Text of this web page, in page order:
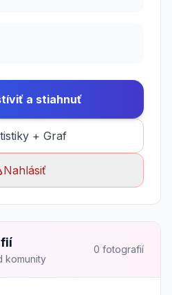
a stiahnuť
+ Graf
Nahlásiť
komunity
0 fotografií